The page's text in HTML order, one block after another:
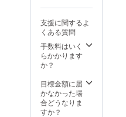
支援に関するよ
くある質問
手数料はいく
らかかります
か？
目標金額に届
かなかった場
合どうなりま
すか？